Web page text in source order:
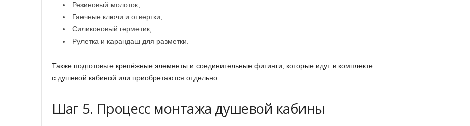
Резиновый молоток;
Гаечные ключи и отвертки;
Силиконовый герметик;
Рулетка и карандаш для разметки.
Также подготовьте крепёжные элементы и соединительные фитинги, которые идут в комплекте
с душевой кабиной или приобретаются отдельно.
Шаг 5. Процесс монтажа душевой кабины